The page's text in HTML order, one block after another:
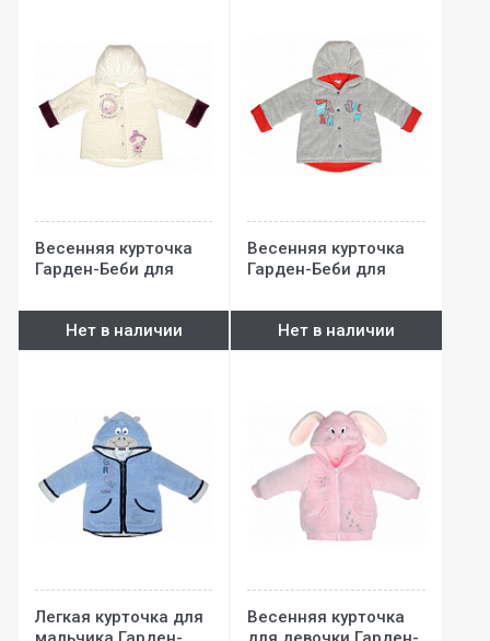
Весенняя курточка
Гарден-Беби для
Нет в наличии
Весенняя курточка
Гарден-Беби для
Нет в наличии
Легкая курточка для
Весенняя курточка